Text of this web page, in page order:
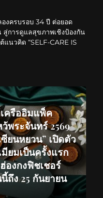
งครบรอบ 34 ปี ต่อยอด
การดูแลสุขภาพเชิงป้องกัน
นวคิด “SELF-CARE IS
ครืออิมแพ็ค
พระจันทร์ 2569
ยนหยวน” เปิดตัว
ยมเป็นครั้งแรก
องกงฟิชเชอร์
ถึง 25 กันยายน